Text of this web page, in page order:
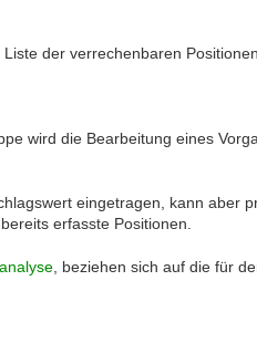
der verrechenbaren
wird die Bearbeitung eines
eingetragen, kann aber
erfasste Positionen.
, beziehen sich auf die für